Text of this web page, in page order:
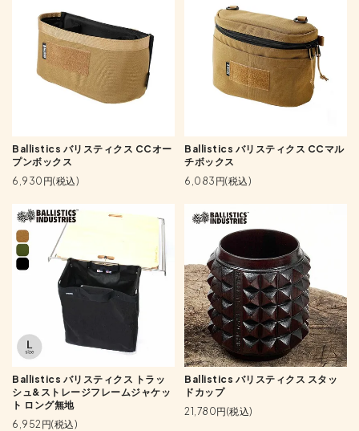
Ballistics バリスティクス CCオー
プンボックス
6,930円(税込)
Ballistics バリスティクス CCマル
チボックス
6,083円(税込)
Ballistics バリスティクス トラッ
シュ&ストレージフレームジャケッ
ト ロング無地
6,952円(税込)
Ballistics バリスティクス スタッ
ドカップ
21,780円(税込)